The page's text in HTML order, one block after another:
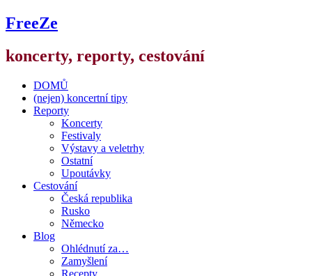
FreeZe
koncerty, reporty, cestování
DOMŮ
(nejen) koncertní tipy
Reporty
Koncerty
Festivaly
Výstavy a veletrhy
Ostatní
Upoutávky
Cestování
Česká republika
Rusko
Německo
Blog
Ohlédnutí za…
Zamyšlení
Recepty